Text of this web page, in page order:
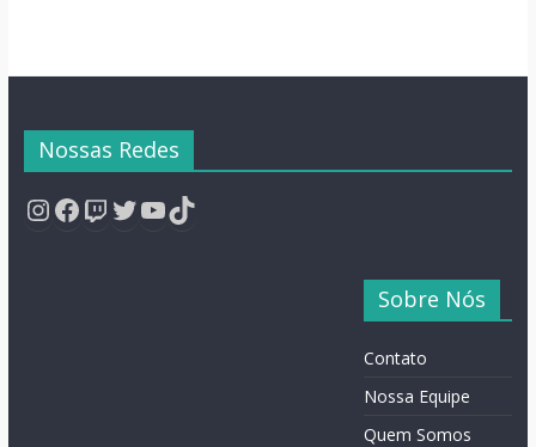
Nossas Redes
Instagram
Facebook
Twitch
Twitter
YouTube
TikTok
Sobre Nós
Contato
Nossa Equipe
Quem Somos